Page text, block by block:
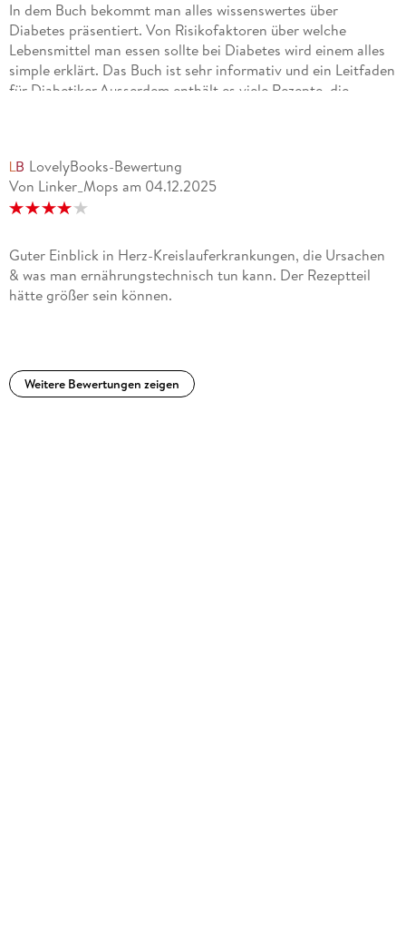
und ­Fortbildungsveranstaltungen auf.
In dem Buch bekommt man alles wissenswertes über
Diabetes präsentiert. Von Risikofaktoren über welche
Lebensmittel man essen sollte bei Diabetes wird einem alles
simple erklärt. Das Buch ist sehr informativ und ein Leitfaden
für Diabetiker.Ausserdem enthält es viele Rezepte, die
LovelyBooks-Bewertung
Von Linker_Mops am 04.12.2025
Guter Einblick in Herz-Kreislauferkrankungen, die Ursachen
& was man ernährungstechnisch tun kann. Der Rezeptteil
hätte größer sein können.
Weitere Bewertungen zeigen